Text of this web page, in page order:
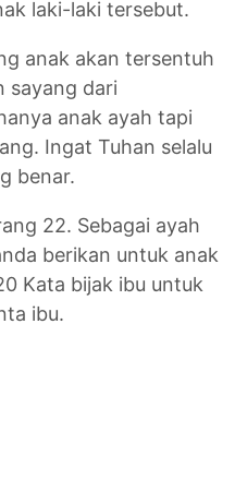
laki-laki tersebut.
anak akan tersentuh
sayang dari
anak ayah tapi
Ingat Tuhan selalu
benar.
22. Sebagai ayah
berikan untuk anak
Kata bijak ibu untuk
ibu.